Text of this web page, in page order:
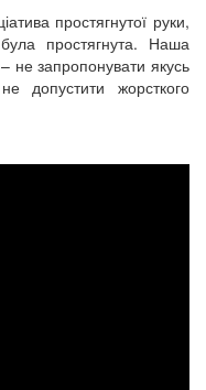
простягнутої руки,
простягнута. Наша
не запропонувати якусь
допустити жорсткого